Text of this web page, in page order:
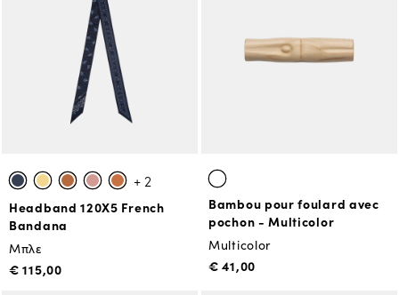
+ 2
Headband 120X5 French
Bandana
Μπλε
€ 115,00
Bambou pour foulard avec
pochon - Multicolor
Multicolor
€ 41,00